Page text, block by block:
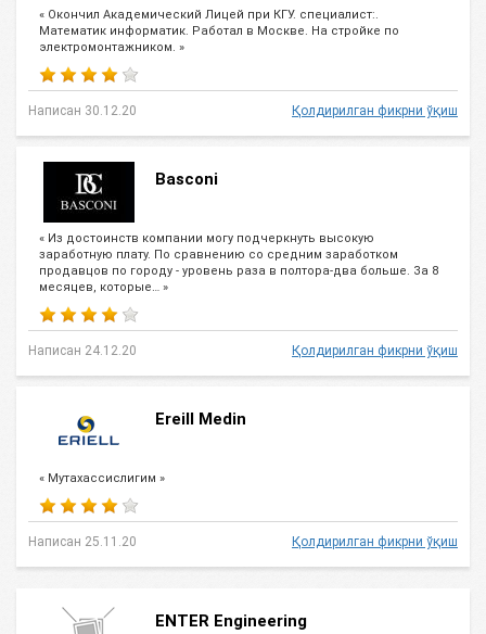
« Окончил Академический Лицей при КГУ. специалист:.
Математик информатик. Работал в Москве. На стройке по
электромонтажником. »
Написан 30.12.20 Қолдирилган фикрни ўқиш
Basconi
« Из достоинств компании могу подчеркнуть высокую
заработную плату. По сравнению со средним заработком
продавцов по городу - уровень раза в полтора-два больше. За 8
месяцев, которые… »
Написан 24.12.20 Қолдирилган фикрни ўқиш
Ereill Medin
« Мутахассислигим »
Написан 25.11.20 Қолдирилган фикрни ўқиш
ENTER Engineering